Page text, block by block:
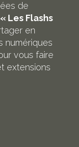
de
« Les Flashs
en
numériques
vous faire
extensions